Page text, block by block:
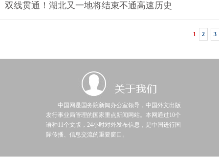
双线贯通！湖北又一地将结束不通高速历史
1 2 3